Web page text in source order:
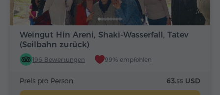
Weingut Hin Areni, Shaki-Wasserfall, Tatev
(Seilbahn zurück)
196 Bewertungen 99% empfohlen
Preis pro Person 63.55 USD